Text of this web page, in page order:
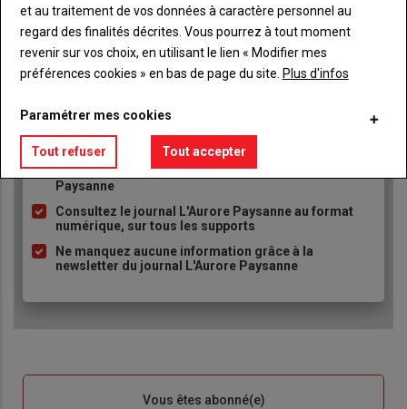
TITRE JE M'ABONNE
Body A partir de 93€
Liste
puce
Accédez à tous les articles du site L'Aurore
Paysanne
Consultez le journal L'Aurore Paysanne au format
numérique, sur tous les supports
Ne manquez aucune information grâce à la
newsletter du journal L'Aurore Paysanne
Vous êtes abonné(e)
et au traitement de vos données à caractère personnel au
regard des finalités décrites. Vous pourrez à tout moment
revenir sur vos choix, en utilisant le lien « Modifier mes
préférences cookies » en bas de page du site. Plus d'infos
Paramétrer mes cookies
Tout refuser Tout accepter